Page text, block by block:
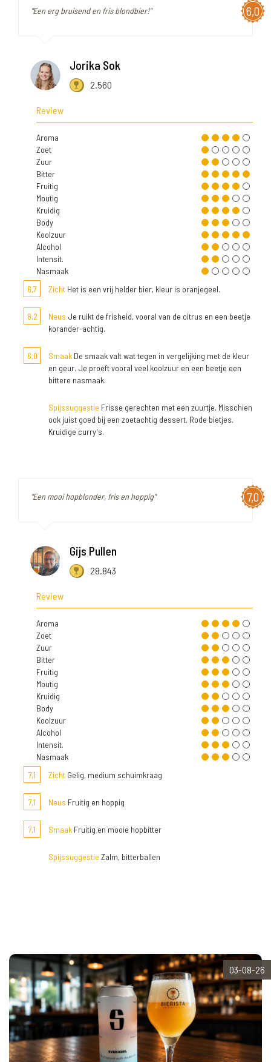
6,0
"Een erg bruisend en fris blondbier!"
Jorika Sok
2.560
Review
Aroma
Zoet
Zuur
Bitter
Fruitig
Moutig
Kruidig
Body
Koolzuur
Alcohol
Intensit.
Nasmaak
6,7
Zicht Het is een vrij helder bier, kleur is oranjegeel.
8,2 Neus Je ruikt de frisheid, vooral van de citrus en een beetje
korander-achtig.
6,0 Smaak De smaak valt wat tegen in vergelijking met de kleur
en geur. Je proeft vooral veel koolzuur en een beetje een
bittere nasmaak.
Spijssuggestie Frisse gerechten met een zuurtje. Misschien
ook juist goed bij een zoetachtig dessert. Rode bietjes.
Kruidige curry's.
7,0
"Een mooi hopblonder, fris en hoppig"
Gijs Pullen
28.843
Review
Aroma
Zoet
Zuur
Bitter
Fruitig
Moutig
Kruidig
Body
Koolzuur
Alcohol
Intensit.
Nasmaak
7,1
Zicht Gelig, medium schuimkraag
7,1 Neus Fruitig en hoppig
7,1 Smaak Fruitig en mooie hopbitter
Spijssuggestie Zalm, bitterballen
03-08-26